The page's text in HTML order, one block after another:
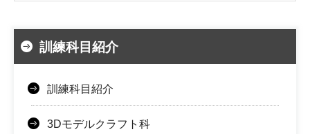
訓練科目紹介
訓練科目紹介
3Dモデルクラフト科